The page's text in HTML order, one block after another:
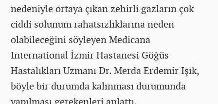
nedeniyle ortaya çıkan zehirli gazların çok
ciddi solunum rahatsızlıklarına neden
olabileceğini söyleyen Medicana
International İzmir Hastanesi Göğüs
Hastalıkları Uzmanı Dr. Merda Erdemir Işık,
böyle bir durumda kalınması durumunda
yapılması gerekenleri anlattı.